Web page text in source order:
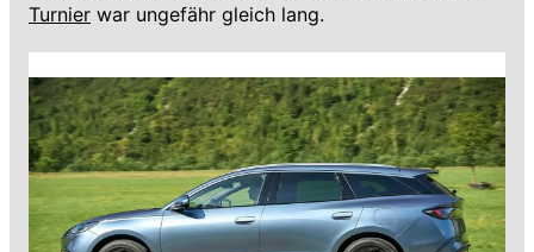
Turnier war ungefähr gleich lang.